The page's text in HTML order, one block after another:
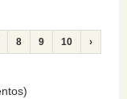
8 9 10 ›